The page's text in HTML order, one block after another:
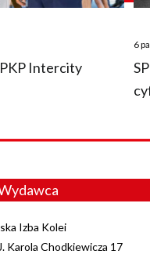
Intercity
on
6
Izba Kolei
Karola Chodkiewicza 17